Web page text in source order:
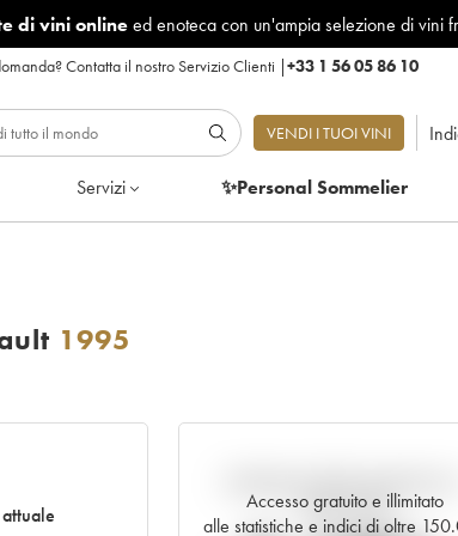
di vini onlineed enoteca con un'ampia selezione di vini
Contatta il nostro Servizio Clienti |+33 1 56 05 86 10
VENDI I TUOI VINI
Servizi ✨Personal Sommelier
1995
Accesso gratuito e illimitato
alle statistiche e indici di oltre
tempo reale